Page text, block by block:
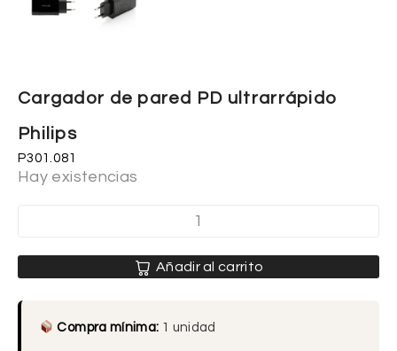
Cargador de pared PD ultrarrápido
Philips
P301.081
Hay existencias
Añadir al carrito
Compra mínima: 1 unidad